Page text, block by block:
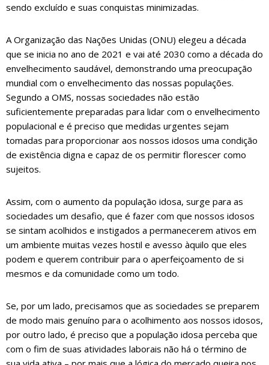
sendo excluído e suas conquistas minimizadas.
A Organização das Nações Unidas (ONU) elegeu a década
que se inicia no ano de 2021 e vai até 2030 como a década do
envelhecimento saudável, demonstrando uma preocupação
mundial com o envelhecimento das nossas populações.
Segundo a OMS, nossas sociedades não estão
suficientemente preparadas para lidar com o envelhecimento
populacional e é preciso que medidas urgentes sejam
tomadas para proporcionar aos nossos idosos uma condição
de existência digna e capaz de os permitir florescer como
sujeitos.
Assim, com o aumento da população idosa, surge para as
sociedades um desafio, que é fazer com que nossos idosos
se sintam acolhidos e instigados a permanecerem ativos em
um ambiente muitas vezes hostil e avesso àquilo que eles
podem e querem contribuir para o aperfeiçoamento de si
mesmos e da comunidade como um todo.
Se, por um lado, precisamos que as sociedades se preparem
de modo mais genuíno para o acolhimento aos nossos idosos,
por outro lado, é preciso que a população idosa perceba que
com o fim de suas atividades laborais não há o término de